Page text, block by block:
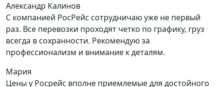
Александр Калинов
С компанией РосРейс сотрудничаю уже не первый
раз. Все перевозки проходят четко по графику, груз
всегда в сохранности. Рекомендую за
профессионализм и внимание к деталям.
Мария
Цены у Росрейс вполне приемлемые для достойного